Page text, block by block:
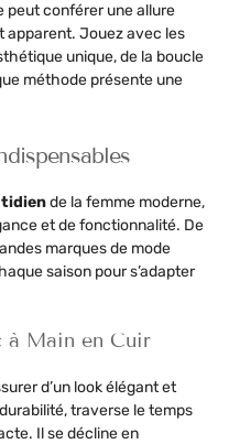
peut conférer une allure
apparent. Jouez avec les
unique, de la boucle
méthode présente une
de la femme moderne,
et de fonctionnalité. De
marques de mode
saison pour s’adapter
à Main en Cuir
d’un look élégant et
traverse le temps
Il se décline en